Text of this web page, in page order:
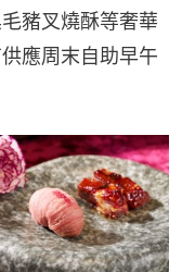
豬叉燒酥等奢華
應周末自助早午